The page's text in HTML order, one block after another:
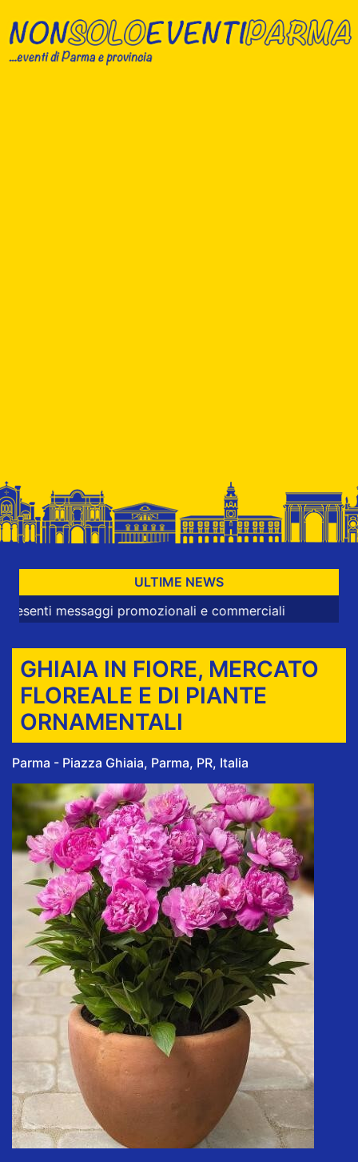
ULTIME NEWS
promozionali e commerciali
GHIAIA IN FIORE, MERCATO
FLOREALE E DI PIANTE
ORNAMENTALI
Parma - Piazza Ghiaia, Parma, PR, Italia